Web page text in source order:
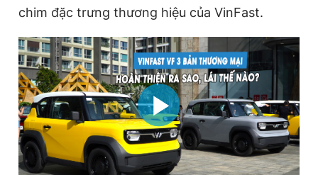
chim đặc trưng thương hiệu của VinFast.